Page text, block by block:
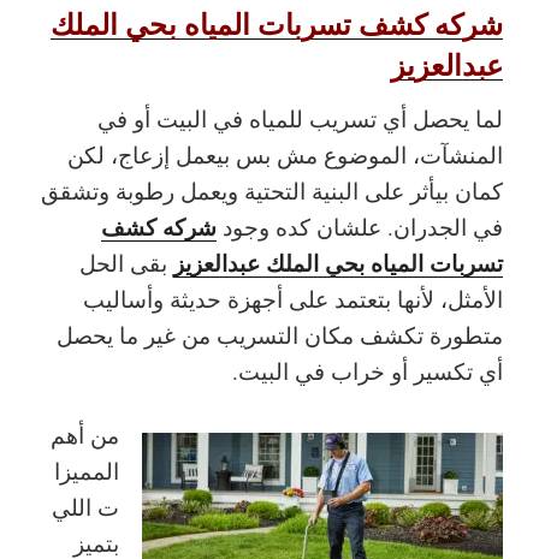
شركه كشف تسربات المياه بحي الملك
عبدالعزيز
لما يحصل أي تسريب للمياه في البيت أو في
المنشآت، الموضوع مش بس بيعمل إزعاج، لكن
كمان بيأثر على البنية التحتية ويعمل رطوبة وتشقق
في الجدران. علشان كده وجود شركه كشف
تسربات المياه بحي الملك عبدالعزيز بقى الحل
الأمثل، لأنها بتعتمد على أجهزة حديثة وأساليب
متطورة تكشف مكان التسريب من غير ما يحصل
أي تكسير أو خراب في البيت.
من أهم
المميزا
ت اللي
بتميز